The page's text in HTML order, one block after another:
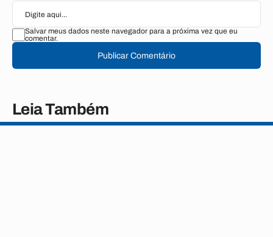
Salvar meus dados neste navegador para a próxima vez que eu
comentar.
Publicar Comentário
Leia Também